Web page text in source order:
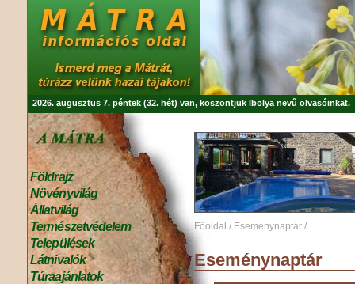
2026. augusztus 7. péntek (32. hét) van, köszöntjük Ibolya nevű olvasóinkat.
Földrajz
Növényvilág
Állatvilág
Természetvédelem
Települések
Látnivalók
Túraajánlatok
Főoldal / Eseménynaptár /
Eseménynaptár